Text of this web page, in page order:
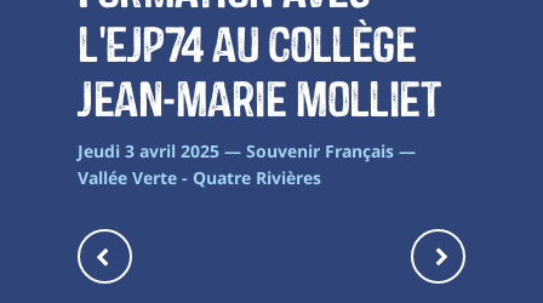
l'EJP74 au Collège
Jean-Marie Molliet
Jeudi 3 avril 2025 — Souvenir Français —
Vallée Verte - Quatre Rivières